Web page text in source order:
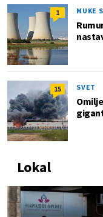
1 MUKE
15 SVET
Lokal